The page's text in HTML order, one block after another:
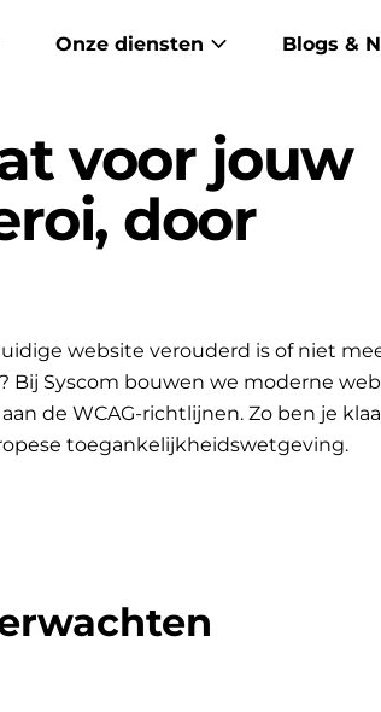
Onze diensten Blogs &
voor jouw
door
website verouderd is of niet
Bij Syscom bouwen we moderne
de WCAG-richtlijnen. Zo ben je
toegankelijkheidswetgeving.